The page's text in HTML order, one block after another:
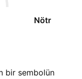
Nötr
bir sembolün